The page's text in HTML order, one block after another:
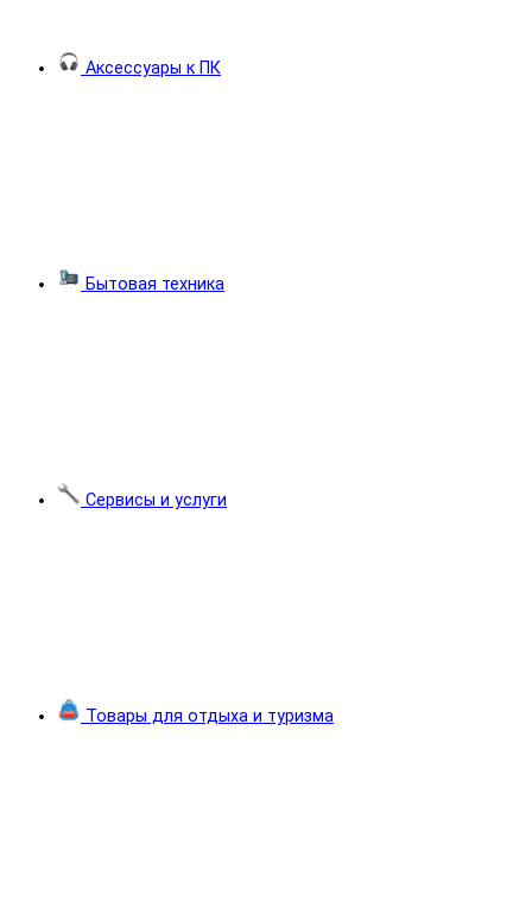
Аксессуары к ПК
Бытовая техника
Сервисы и услуги
Товары для отдыха и туризма